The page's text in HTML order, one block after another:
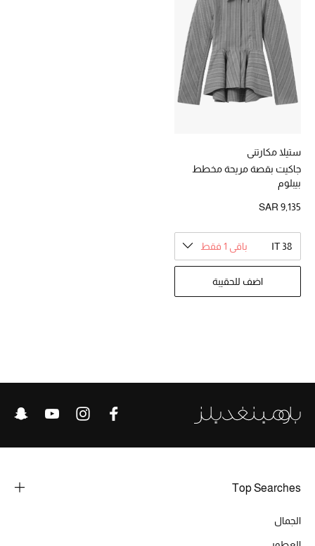
جميع الملابس النسائية
جميع الأحذية النسائية
جميع الحقائب النسائية
موضة نسائية
الحقائب
حقائب الأطفال
دليل ملتزمات الحقائب
ستيلا مكارتني
جاكيت بقصة مريحة مخطط
بيبلوم
SAR 9,135
IT 38 باقي 1 فقط
اضف للحقيبة
Top Searches
الجمال